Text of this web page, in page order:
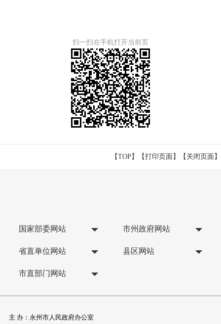
扫一扫在手机打开当前页
【TOP】 【打印页面】【 关闭页面】
国家部委网站 市州政府网站
省直单位网站 县区网站
市直部门网站
主 办：永州市人民政府办公室